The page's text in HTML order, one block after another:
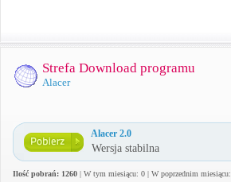
Strefa Download programu
Alacer
Alacer 2.0
Wersja stabilna
Ilość pobrań: 1260 | W tym miesiącu: 0 | W poprzednim